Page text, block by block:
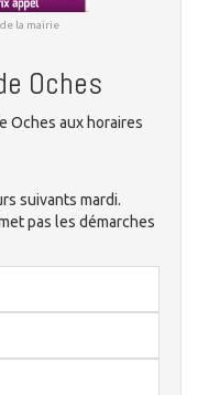
la mairie
Oches
Oches aux horaires
suivants mardi.
pas les démarches